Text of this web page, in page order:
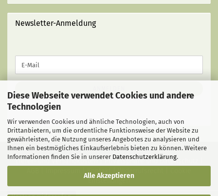
Diese Webseite verwendet Cookies und andere
Technologien
Wir verwenden Cookies und ähnliche Technologien, auch von
Drittanbietern, um die ordentliche Funktionsweise der Website zu
gewährleisten, die Nutzung unseres Angebotes zu analysieren und
Ihnen ein bestmögliches Einkaufserlebnis bieten zu können. Weitere
Informationen finden Sie in unserer Datenschutzerklärung.
Alle Akzeptieren
(MIT
STRICHEN):
Newsletter-Anmeldung
ZUR
E-
Mail
Liefer- und Versandkosten|Privatsphäre und Datenschutz
|Kontakt |Widerrufsrecht
Einstellungen